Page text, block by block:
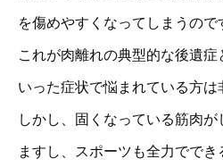
を傷めやすくなってしまうので
これが肉離れの典型的な後遺症
いった症状で悩まれている方は
しかし、固くなっている筋肉
ますし、スポーツも全力ででき